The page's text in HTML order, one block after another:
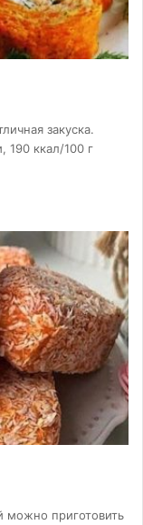
закуска.
190 ккал/100 г
можно приготовить